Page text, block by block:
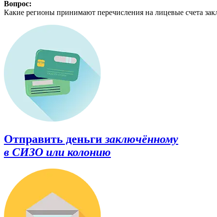
Вопрос:
Какие регионы принимают перечисления на лицевые счета
Отправить деньги заключённому
в СИЗО или колонию